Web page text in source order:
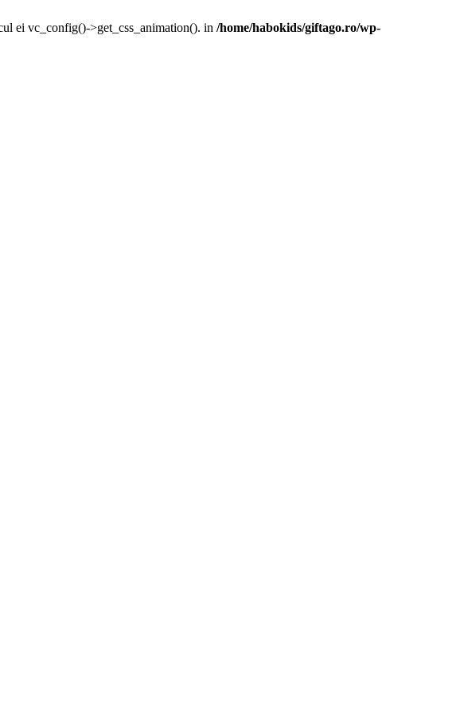
ei vc_config()->get_css_animation(). in /home/habokids/giftago.ro/wp-